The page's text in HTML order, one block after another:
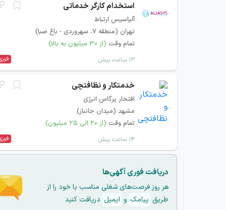
استخدام کارگر خدماتی
آلیاسیس ارتباط
تهران (منطقه ۷، سهروردی - باغ صبا)
تمام وقت (از ۳۰ میلیون به بالا)
۱۳ ساعت پیش
خدمتکار و نظافتچی
افتخار پرگاس انرژی
مشهد (میدان جانباز)
تمام وقت (از ۲۰ الی ۲۵ میلیون)
۱۴ ساعت پیش
دریافت فوری آگهی‌ها
هر روز فرصت‌های شغلی مناسب با خود را از
طریق پیامک و ایمیل دریافت کنید